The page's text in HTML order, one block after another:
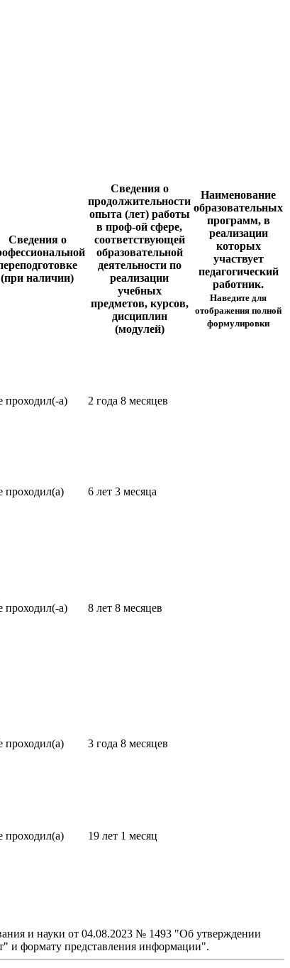
Сведения о
(при наличии)
Сведения о
продолжительности
опыта (лет) работы
в проф-ой сфере,
соответствующей
образовательной
деятельности по
реализации
учебных
предметов, курсов,
дисциплин
(модулей)
Наименование
образовательных
программ, в
реализации
которых
участвует
педагогический
работник.
Наведите для
отображения полной
формулировки
проходил(-а) 2 года 8 месяцев
проходил(а) 6 лет 3 месяца
проходил(-а) 8 лет 8 месяцев
проходил(а) 3 года 8 месяцев
проходил(а) 19 лет 1 месяц
и науки от 04.08.2023 № 1493 "Об утверждении
и формату представления информации".